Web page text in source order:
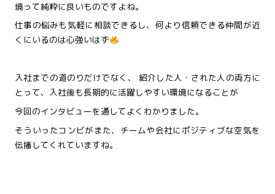
境って純粋に良いものですよね。
仕事の悩みも気軽に相談できるし、何より信頼できる仲間が近
くにいるのは心強いはず
入社までの道のりだけでなく、
紹介した人・された人の両方に
とって、入社後も長期的に活躍しやすい環境になることが
今回のインタビューを通してよくわかりました。
そういったコンビがまた、チームや会社にポジティブな空気を
伝播して くれていますね。